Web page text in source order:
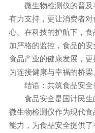
微生物检测仪的普及
有力支持，更让消费者
心。在科技的护航下，
加严格的监控，食品的
食品产业的健康发展，
为连接健康与幸福的桥梁
结语：共筑食品安全
食品安全是国计民生
微生物检测仪作为现代
能力，为食品安全提供